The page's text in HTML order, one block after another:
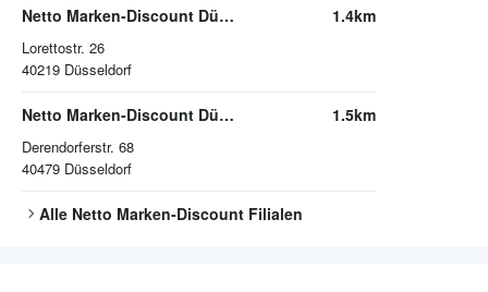
Netto Marken-Discount Düsseldorf
Lorettostr. 26
40219 Düsseldorf
1.4km
Netto Marken-Discount Düsseldorf
Derendorferstr. 68
40479 Düsseldorf
1.5km
Alle Netto Marken-Discount Filialen